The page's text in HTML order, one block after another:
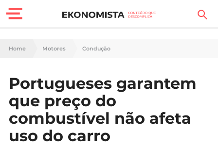
Finanças Pessoais
Carreira
Casa
Lifestyle
Home Motores Condução
Portugueses garantem
que preço do
combustível não afeta
uso do carro